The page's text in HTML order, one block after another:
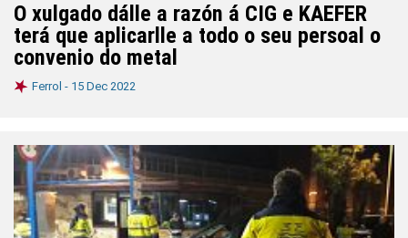
O xulgado dálle a razón á CIG e KAEFER
terá que aplicarlle a todo o seu persoal o
convenio do metal
Ferrol - 15 Dec 2022